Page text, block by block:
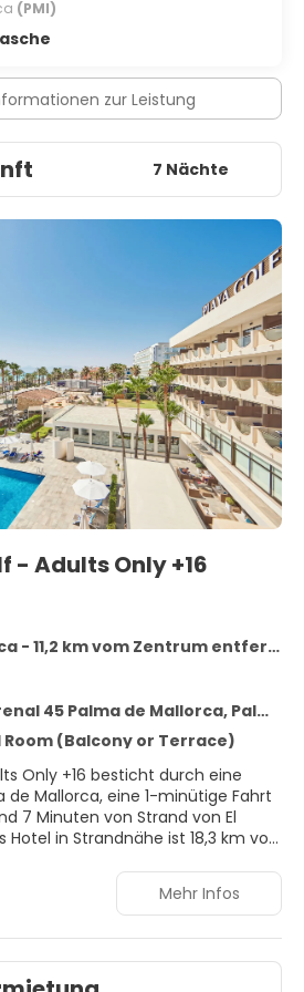
(PMI)
zur Leistung
7 Nächte
- Adults Only +16
- 11,2 km vom Zentrum entfernt
de Mallorca, Palma de Mallorca 7600
(Balcony or Terrace)
Only +16 besticht durch eine
de Mallorca, eine 1-minütige Fahrt
7 Minuten von Strand von El
des Wellnessbereichs, der
Freizeit bieten sich folgende
im Freien, Fitnesscenter
Hotel bietet auch kostenloses
Mehr Infos